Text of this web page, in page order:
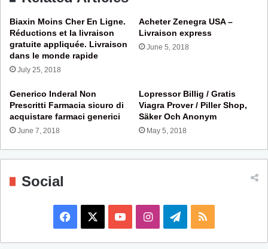
Biaxin Moins Cher En Ligne.
Réductions et la livraison
gratuite appliquée. Livraison
dans le monde rapide
July 25, 2018
Acheter Zenegra USA –
Livraison express
June 5, 2018
Generico Inderal Non
Prescritti Farmacia sicuro di
acquistare farmaci generici
June 7, 2018
Lopressor Billig / Gratis
Viagra Prover / Piller Shop,
Säker Och Anonym
May 5, 2018
Social
a
o
I
n
e
S